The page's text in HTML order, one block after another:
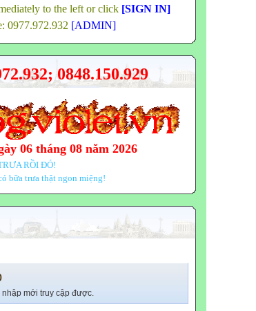
to the left or click [SIGN IN]
0977.972.932 [ADMIN]
0848.150.929
06 tháng 08 năm 2026
RỒI ĐÓ!
bữa trưa thật ngon miệng!
mới truy cập được.